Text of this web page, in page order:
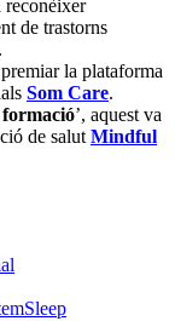
reconèixer
de trastorns
la plataforma
Som Care.
’, aquest va
de salutMindful